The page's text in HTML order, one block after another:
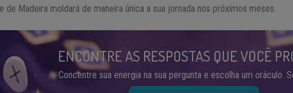
de Madeira moldará de maneira única a sua jornada nos próximos meses.
ENCONTRE AS RESPOSTAS QUE VOCÊ
Concentre sua energia na sua pergunta e escolha um oráculo.